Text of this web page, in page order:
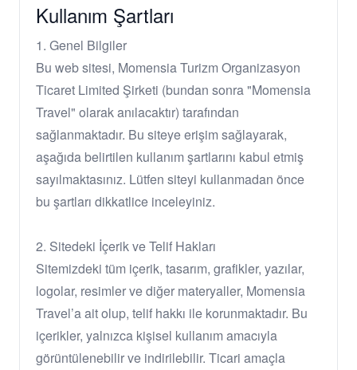
Kullanım Şartları
1. Genel Bilgiler
Bu web sitesi, Momensia Turizm Organizasyon
Ticaret Limited Şirketi (bundan sonra "Momensia
Travel" olarak anılacaktır) tarafından
sağlanmaktadır. Bu siteye erişim sağlayarak,
aşağıda belirtilen kullanım şartlarını kabul etmiş
sayılmaktasınız. Lütfen siteyi kullanmadan önce
bu şartları dikkatlice inceleyiniz.
2. Sitedeki İçerik ve Telif Hakları
Sitemizdeki tüm içerik, tasarım, grafikler, yazılar,
logolar, resimler ve diğer materyaller, Momensia
Travel’a ait olup, telif hakkı ile korunmaktadır. Bu
içerikler, yalnızca kişisel kullanım amacıyla
görüntülenebilir ve indirilebilir. Ticari amaçla